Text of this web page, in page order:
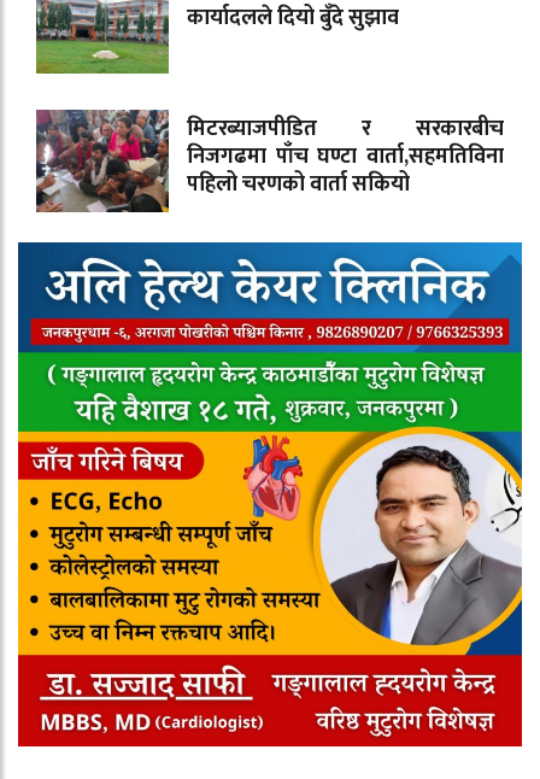
कार्यादलले दियो बुँदे सुझाव
मिटरब्याजपीडित र सरकारबीच
निजगढमा पाँच घण्टा वार्ता,सहमतिविना
पहिलो चरणको वार्ता सकियो